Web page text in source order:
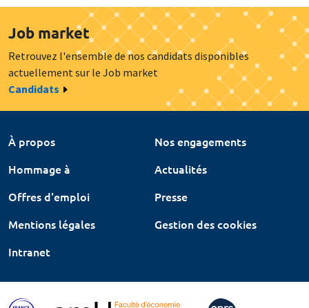
Job market
Retrouvez l'ensemble de nos candidats disponibles
actuellement sur le Job market
Candidats
À propos
Nos engagements
Hommage à
Actualités
Offres d'emploi
Presse
Mentions légales
Gestion des cookies
Intranet